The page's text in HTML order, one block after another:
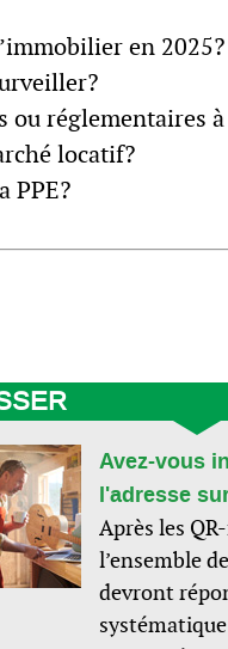
en 2025?
ou réglementaires
locatif?
PPE?
Avez-vous
l'adresse
Après les
l’ensemble
devront